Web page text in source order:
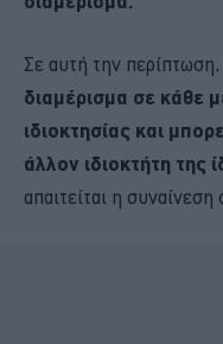
Σε αυτή την περίπτωση,
διαμέρισμα σε κάθε
ιδιοκτησίας και
άλλον ιδιοκτήτη της
απαιτείται η